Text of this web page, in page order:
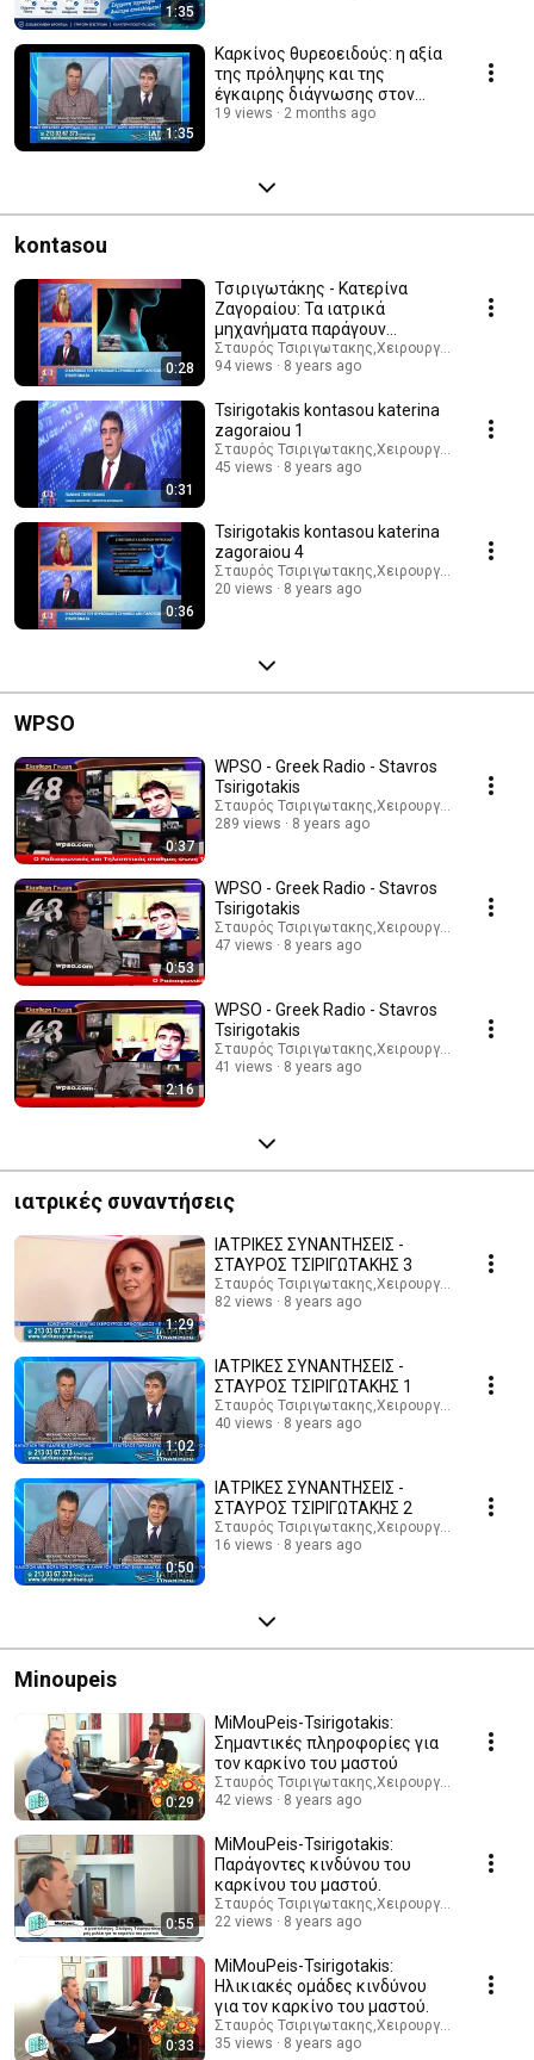
1:35
1:35
Καρκίνος θυρεοειδούς: η αξία
της πρόληψης και της
έγκαιρης διάγνωσης στον
καρκίνο θυρεοειδή
19 views 2 months ago
kontasou
0:28
Τσιριγωτάκης - Κατερίνα
Ζαγοραίου: Τα ιατρικά
μηχανήματα παράγουν
ακτινοβολία;
Σταυρός Τσιριγωτακης,Χειρουργός
94 views
8 years ago
0:31
Tsirigotakis kontasou katerina
zagoraiou 1
Σταυρός Τσιριγωτακης,Χειρουργός
45 views
8 years ago
0:36
Tsirigotakis kontasou katerina
zagoraiou 4
Σταυρός Τσιριγωτακης,Χειρουργός
20 views
8 years ago
WPSO
0:37
WPSO - Greek Radio - Stavros
Tsirigotakis
Σταυρός Τσιριγωτακης,Χειρουργός
289 views
8 years ago
0:53
WPSO - Greek Radio - Stavros
Tsirigotakis
Σταυρός Τσιριγωτακης,Χειρουργός
47 views
8 years ago
2:16
WPSO - Greek Radio - Stavros
Tsirigotakis
Σταυρός Τσιριγωτακης,Χειρουργός
41 views
8 years ago
ιατρικές συναντήσεις
1:29
ΙΑΤΡΙΚΕΣ ΣΥΝΑΝΤΗΣΕΙΣ -
ΣΤΑΥΡΟΣ ΤΣΙΡΙΓΩΤΑΚΗΣ 3
Σταυρός Τσιριγωτακης,Χειρουργός
82 views
8 years ago
1:02
ΙΑΤΡΙΚΕΣ ΣΥΝΑΝΤΗΣΕΙΣ -
ΣΤΑΥΡΟΣ ΤΣΙΡΙΓΩΤΑΚΗΣ 1
Σταυρός Τσιριγωτακης,Χειρουργός
40 views
8 years ago
0:50
ΙΑΤΡΙΚΕΣ ΣΥΝΑΝΤΗΣΕΙΣ -
ΣΤΑΥΡΟΣ ΤΣΙΡΙΓΩΤΑΚΗΣ 2
Σταυρός Τσιριγωτακης,Χειρουργός
16 views
8 years ago
Minoupeis
0:29
MiMouPeis-Tsirigotakis:
Σημαντικές πληροφορίες για
τον καρκίνο του μαστού
Σταυρός Τσιριγωτακης,Χειρουργός
42 views
8 years ago
0:55
MiMouPeis-Tsirigotakis:
Παράγοντες κινδύνου του
καρκίνου του μαστού.
Σταυρός Τσιριγωτακης,Χειρουργός
22 views
8 years ago
0:33
MiMouPeis-Tsirigotakis:
Ηλικιακές ομάδες κινδύνου
για τον καρκίνο του μαστού.
Σταυρός Τσιριγωτακης,Χειρουργός
35 views
8 years ago